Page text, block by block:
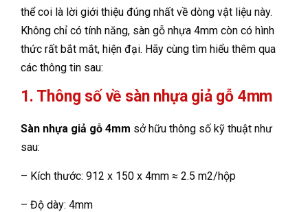
thể coi là lời giới thiệu đúng nhất về dòng vật liệu này.
Không chỉ có tính năng, sàn gỗ nhựa 4mm còn có hình
thức rất bắt mắt, hiện đại. Hãy cùng tìm hiểu thêm qua
các thông tin sau:
1. Thông số về sàn nhựa giả gỗ 4mm
Sàn nhựa giả gỗ 4mm sở hữu thông số kỹ thuật như
sau:
– Kích thước: 912 x 150 x 4mm ≈ 2.5 m2/hộp
– Độ dày: 4mm